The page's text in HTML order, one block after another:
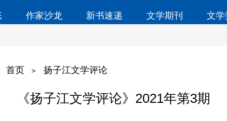
作家沙龙 新书速递 文学期刊 文
首页 > 扬子江文学评论
《扬子江文学评论》2021年第3期